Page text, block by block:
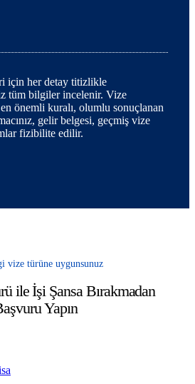
için her detay titizlikle
tüm bilgiler incelenir. Vize
önemli kuralı, olumlu sonuçlanan
gelir belgesi, geçmiş vize
fizibilite edilir.
vize türüne uygunsunuz
ile İşi Şansa Bırakmadan
Yapın